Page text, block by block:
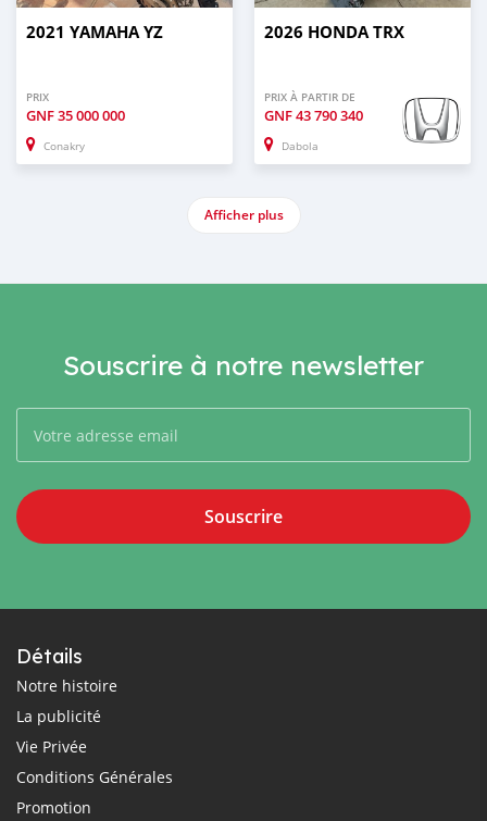
2021 YAMAHA YZ
PRIX
GNF35 000 000
Conakry
2026 HONDA TRX
PRIX À PARTIR DE
GNF43 790 340
Dabola
Afficher plus
Souscrire à notre newsletter
Souscrire
Détails
Notre histoire
La publicité
Vie Privée
Conditions Générales
Promotion